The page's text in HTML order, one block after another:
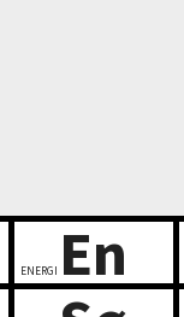
En
ENERGI